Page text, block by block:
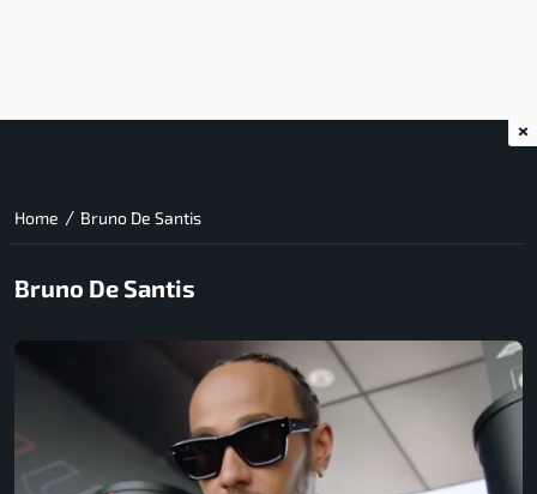
Home / Bruno De Santis
Bruno De Santis
×